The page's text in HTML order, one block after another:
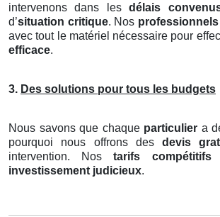
intervenons dans lesdélais
d’situation critique. Nos professionnels
avec tout le matériel nécessaire pour
efficace.
3. Des solutions pour tous les budgets
Nous savons que chaque particulier a
pourquoi nous offrons desdevis
intervention. Nostarifs compétitifs
investissement judicieux.